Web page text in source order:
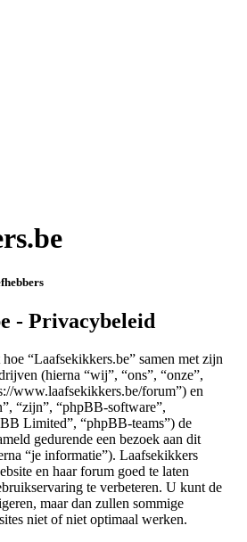
- Privacybeleid
“Laafsekikkers.be” samen met zijn
(hierna “wij”, “ons”, “onze”,
www.laafsekikkers.be/forum”) en
“zijn”, “phpBB-software”,
Limited”, “phpBB-teams”) de
gedurende een bezoek aan dit
“je informatie”). Laafsekikkers
en haar forum goed te laten
te verbeteren. U kunt de
maar dan zullen sommige
niet of niet optimaal werken.